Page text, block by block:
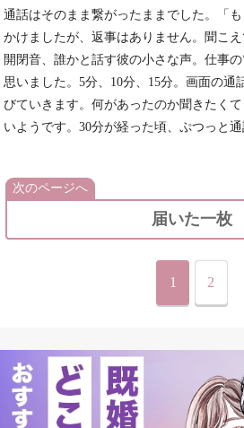
通話はそのまま繋がったままでした。「
かけましたが、返事はありません。聞こ
開閉音、誰かと話す彼の小さな声。仕事
思いました。5分、10分、15分。画面の通
びていきます。何があったのか聞きたく
いようです。30分が経った頃、ぷつっと通
次のページへ
届いた一枚
1 2